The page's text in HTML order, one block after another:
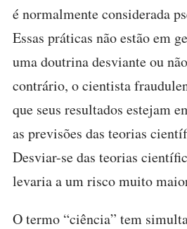
é normalmente considerada
Essas práticas não estão em
uma doutrina desviante ou
contrário, o cientista
que seus resultados estejam
as previsões das teorias
Desviar-se das teorias
levaria a um risco muito
O termo “ciência” tem